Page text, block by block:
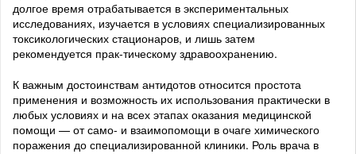
долгое время отрабатывается в экспериментальных
исследованиях, изучается в условиях специализированных
токсикологических стационаров, и лишь затем
рекомендуется прак-тическому здравоохранению.
К важным достоинствам антидотов относится простота
применения и возможность их использования практически в
любых условиях и на всех этапах оказания медицинской
помощи — от само- и взаимопомощи в очаге химического
поражения до специализированной клиники. Роль врача в